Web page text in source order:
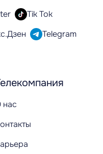
нас
Tik Tok
Telegram